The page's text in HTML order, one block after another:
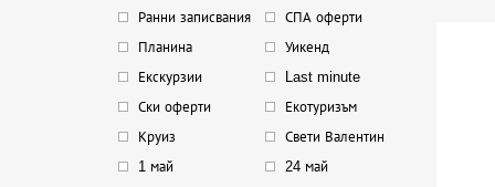
Ранни записвания
СПА оферти
Планина
Уикенд
Екскурзии
Last minute
Ски оферти
Екотуризъм
Круиз
Свети Валентин
1 май
24 май